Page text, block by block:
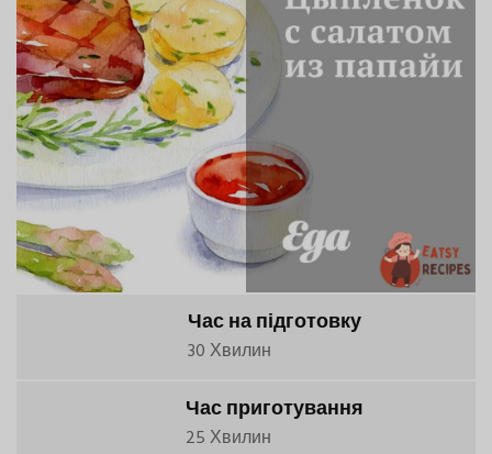
Час на підготовку
30 Хвилин
Час приготування
25 Хвилин